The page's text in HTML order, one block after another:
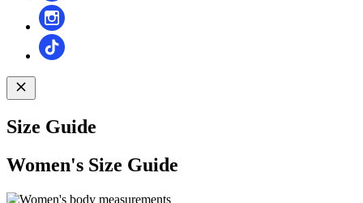
Size Guide
Women's Size Guide